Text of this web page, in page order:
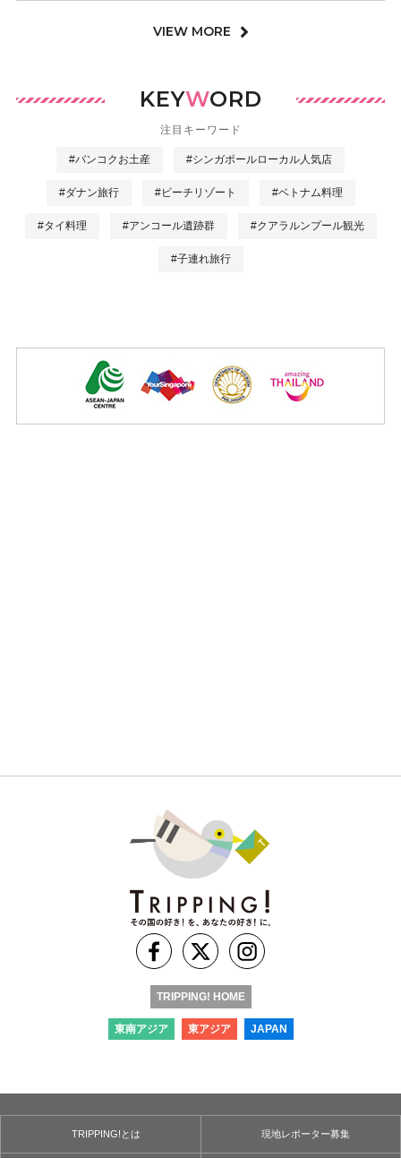
VIEW MORE
KEYWORD
注目キーワード
#バンコクお土産 #シンガポールローカル人気店
#ダナン旅行 #ビーチリゾート #ベトナム料理
#タイ料理 #アンコール遺跡群 #クアラルンプール観光
#子連れ旅行
TRIPPING! HOME
東南アジア 東アジア JAPAN
TRIPPING!とは 現地レポーター募集